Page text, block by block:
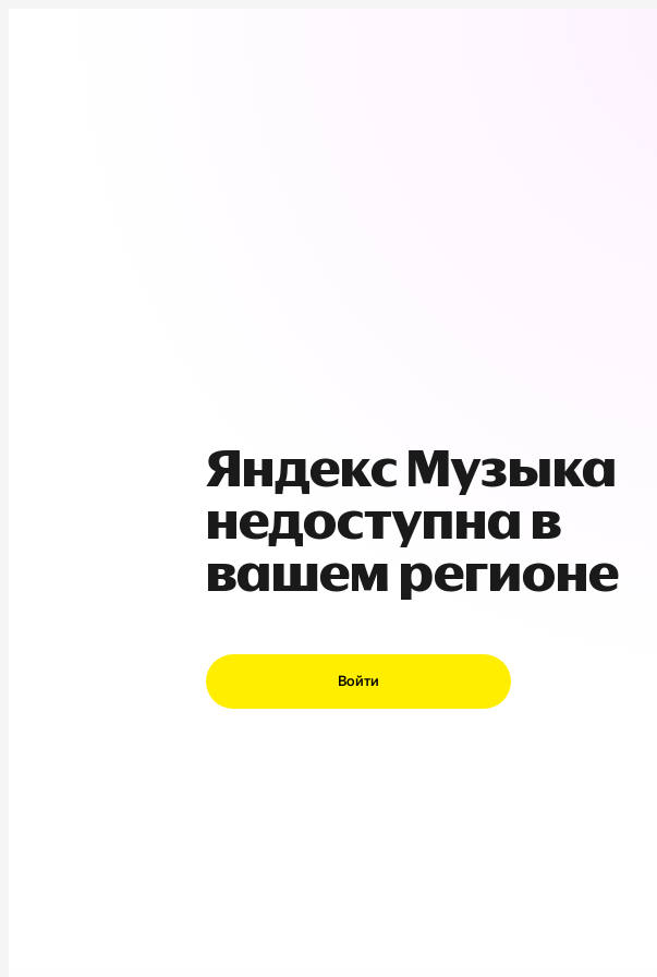
Яндекс Музыка
недоступна в
вашем регионе
Войти